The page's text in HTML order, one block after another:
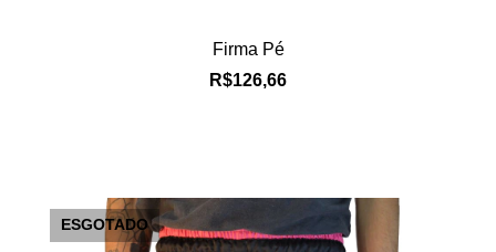
Firma Pé
R$126,66
ESGOTADO